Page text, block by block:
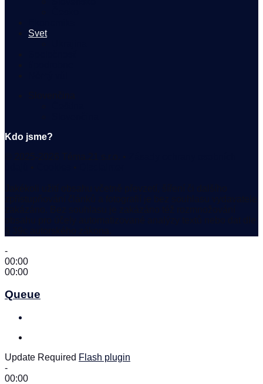
Svet
Kdo jsme?
-
00:00
00:00
Queue
Update Required Flash plugin
-
00:00